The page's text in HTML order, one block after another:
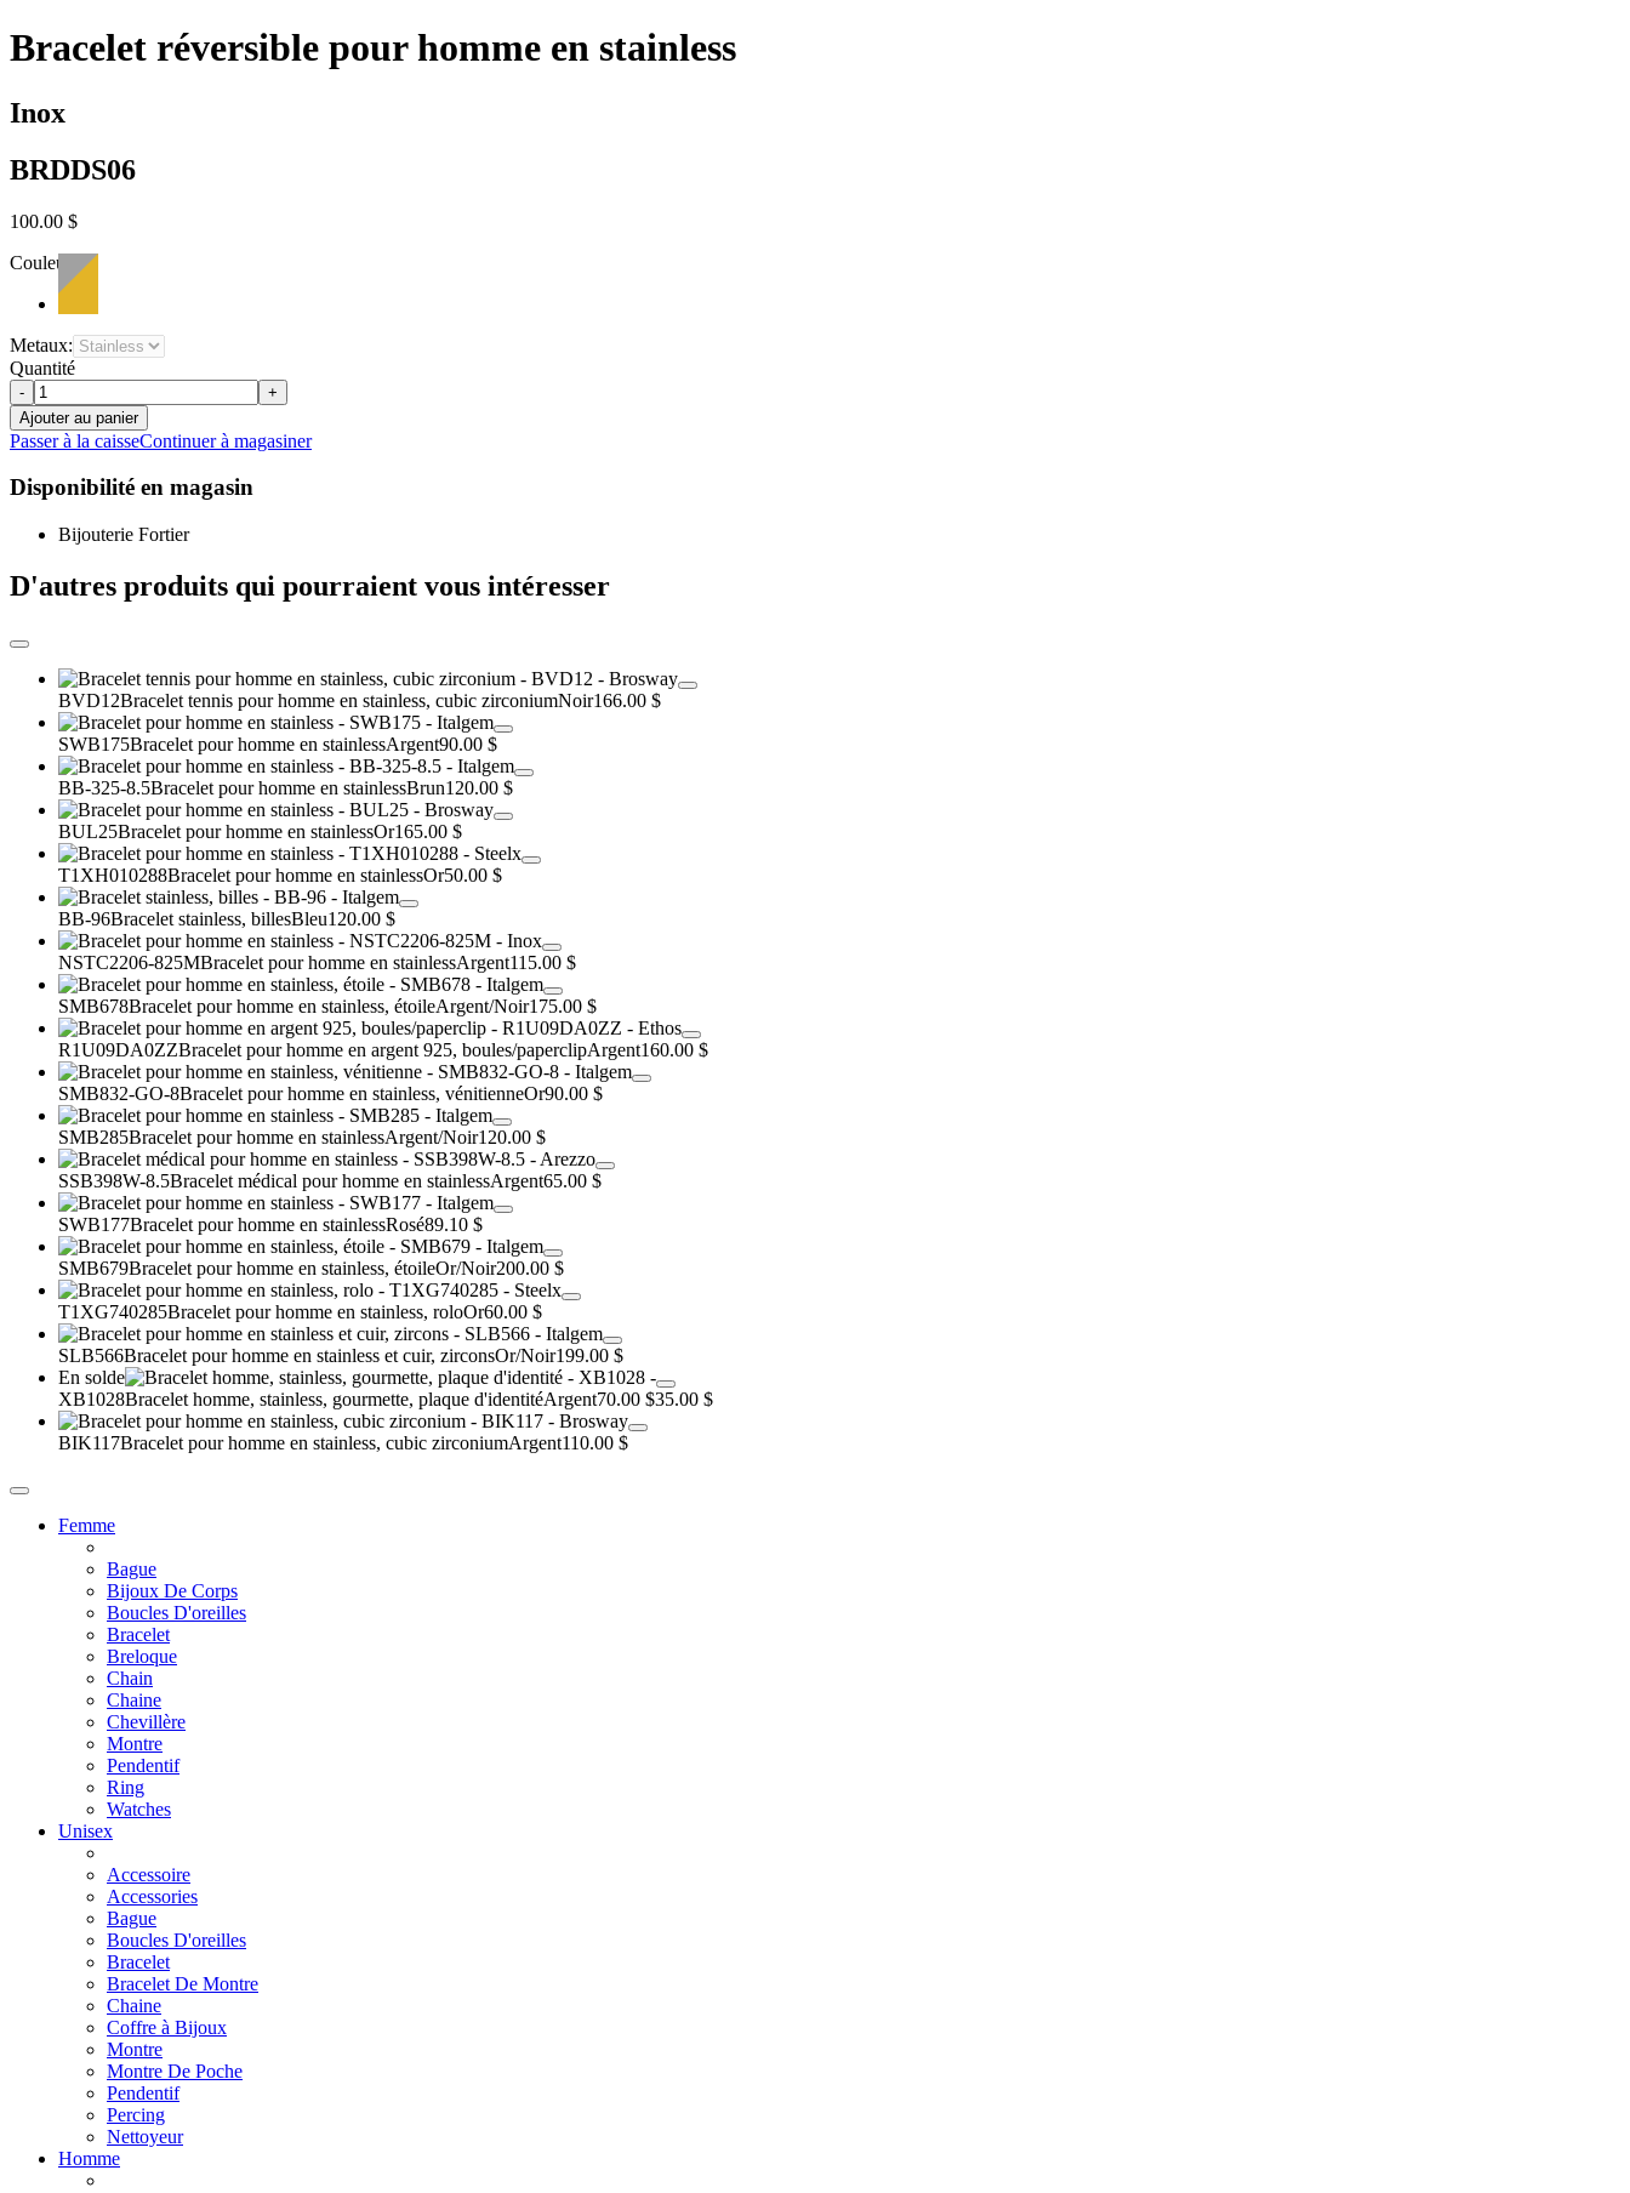
Bracelet réversible pour homme en stainless
Inox
BRDDS06
100.00 $
Couleur:
Metaux:
Quantité
-
+
Ajouter au panier
Passer à la caisseContinuer à magasiner
Disponibilité en magasin
Bijouterie Fortier
D'autres produits qui pourraient vous intéresser
BVD12Bracelet tennis pour homme en stainless, cubic zirconiumNoir166.00 $
SWB175Bracelet pour homme en stainlessArgent90.00 $
BB-325-8.5Bracelet pour homme en stainlessBrun120.00 $
BUL25Bracelet pour homme en stainlessOr165.00 $
T1XH010288Bracelet pour homme en stainlessOr50.00 $
BB-96Bracelet stainless, billesBleu120.00 $
NSTC2206-825MBracelet pour homme en stainlessArgent115.00 $
SMB678Bracelet pour homme en stainless, étoileArgent/Noir175.00 $
R1U09DA0ZZBracelet pour homme en argent 925, boules/paperclipArgent160.00 $
SMB832-GO-8Bracelet pour homme en stainless, vénitienneOr90.00 $
SMB285Bracelet pour homme en stainlessArgent/Noir120.00 $
SSB398W-8.5Bracelet médical pour homme en stainlessArgent65.00 $
SWB177Bracelet pour homme en stainlessRosé89.10 $
SMB679Bracelet pour homme en stainless, étoileOr/Noir200.00 $
T1XG740285Bracelet pour homme en stainless, roloOr60.00 $
SLB566Bracelet pour homme en stainless et cuir, zirconsOr/Noir199.00 $
En solde
XB1028Bracelet homme, stainless, gourmette, plaque d'identitéArgent70.00 $35.00 $
BIK117Bracelet pour homme en stainless, cubic zirconiumArgent110.00 $
Femme
Bague
Bijoux De Corps
Boucles D'oreilles
Bracelet
Breloque
Chain
Chaine
Chevillère
Montre
Pendentif
Ring
Watches
Unisex
Accessoire
Accessories
Bague
Boucles D'oreilles
Bracelet
Bracelet De Montre
Chaine
Coffre à Bijoux
Montre
Montre De Poche
Pendentif
Percing
Nettoyeur
Homme